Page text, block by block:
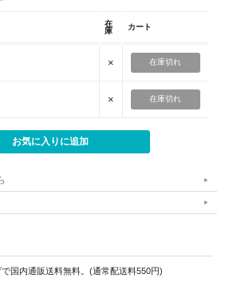
在
庫
カート
× 在庫切れ
× 在庫切れ
国内通販送料無料。(通常配送料550円)